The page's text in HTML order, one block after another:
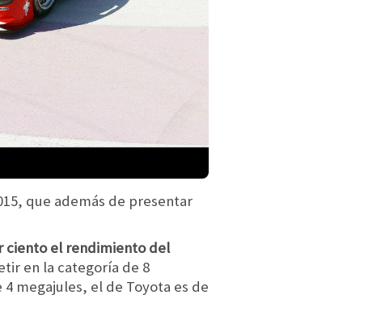
que además de presentar
ciento el rendimiento del
en la categoría de 8
megajules, el de Toyota es de